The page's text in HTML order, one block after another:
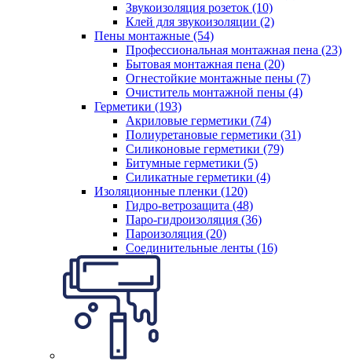
Звукоизоляция розеток (10)
Клей для звукоизоляции (2)
Пены монтажные (54)
Профессиональная монтажная пена (23)
Бытовая монтажная пена (20)
Огнестойкие монтажные пены (7)
Очиститель монтажной пены (4)
Герметики (193)
Акриловые герметики (74)
Полиуретановые герметики (31)
Силиконовые герметики (79)
Битумные герметики (5)
Силикатные герметики (4)
Изоляционные пленки (120)
Гидро-ветрозащита (48)
Паро-гидроизоляция (36)
Пароизоляция (20)
Соединительные ленты (16)